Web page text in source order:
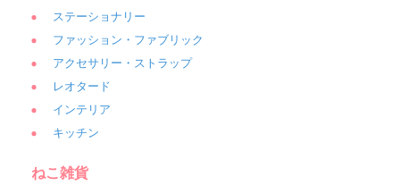
ステーショナリー
ファッション・ファブリック
アクセサリー・ストラップ
レオタード
インテリア
キッチン
ねこ雑貨